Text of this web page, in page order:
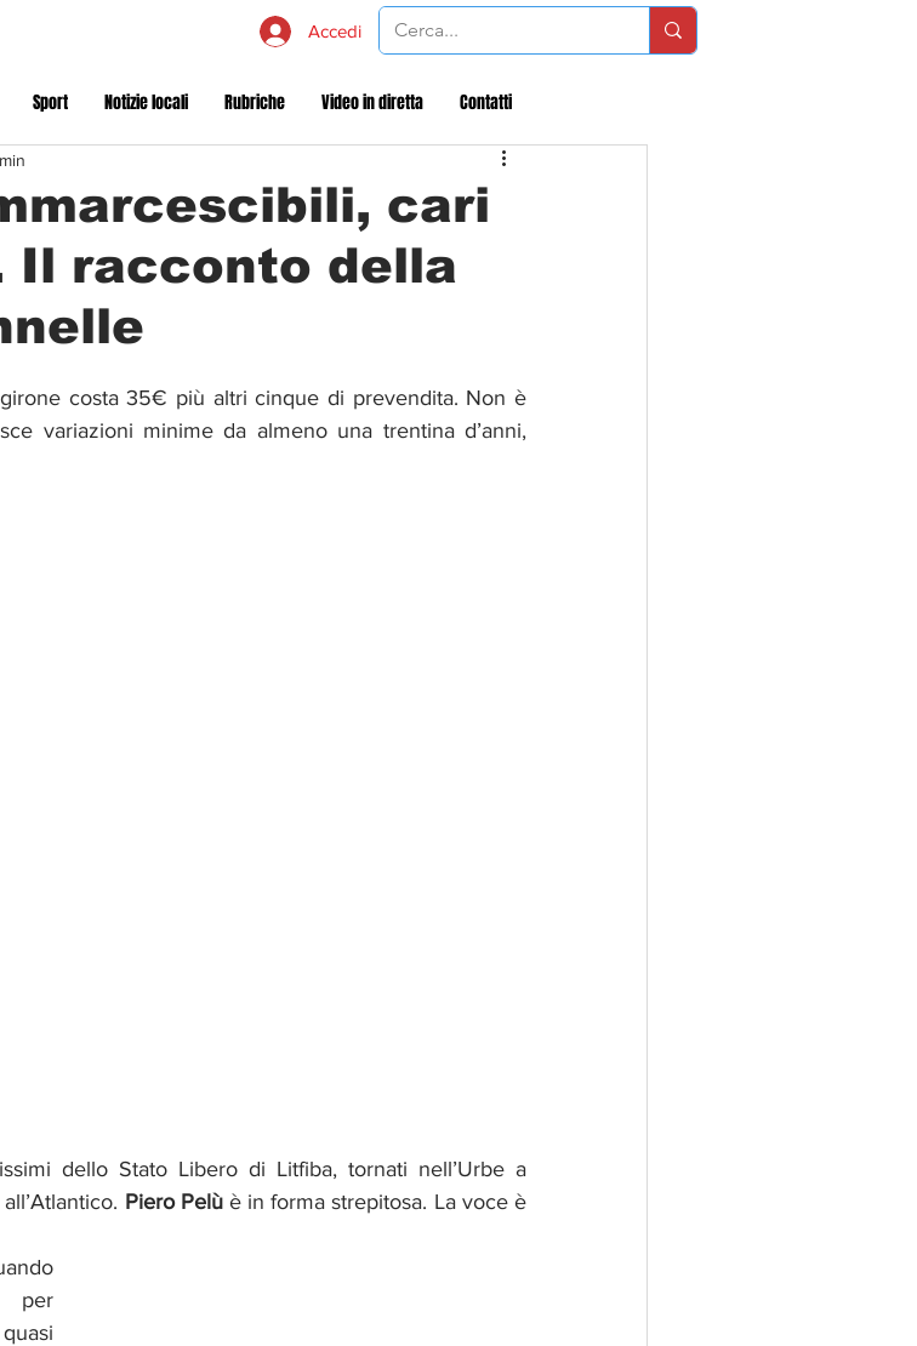
Accedi
Sport Notizie locali Rubriche Video in diretta Contatti
cari
Il racconto della
costa 35€ più altri cinque di prevendita. Non è
variazioni minime da almeno una trentina d’anni,
dello Stato Libero di Litfiba, tornati nell’Urbe a
Piero Pelù è in forma strepitosa. La voce è
per